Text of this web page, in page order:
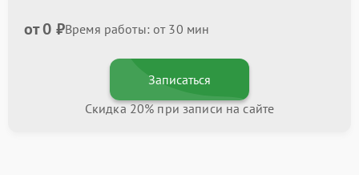
от 0 ₽Время работы: от 30 мин
Записаться
Скидка 20% при записи на сайте